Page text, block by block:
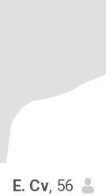
E. Cv, 56